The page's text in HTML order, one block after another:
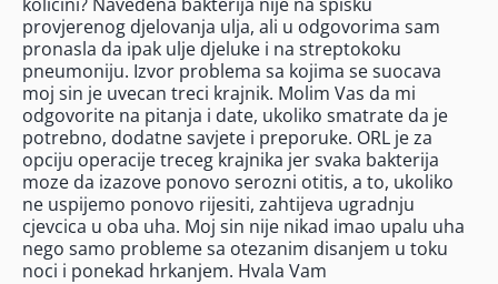
provjerenog djelovanja ulja, ali u odgovorima sam
pronasla da ipak ulje djeluke i na streptokoku
pneumoniju. Izvor problema sa kojima se suocava
moj sin je uvecan treci krajnik. Molim Vas da mi
odgovorite na pitanja i date, ukoliko smatrate da je
potrebno, dodatne savjete i preporuke. ORL je za
opciju operacije treceg krajnika jer svaka bakterija
moze da izazove ponovo serozni otitis, a to, ukoliko
ne uspijemo ponovo rijesiti, zahtijeva ugradnju
cjevcica u oba uha. Moj sin nije nikad imao upalu uha
nego samo probleme sa otezanim disanjem u toku
noci i ponekad hrkanjem. Hvala Vam